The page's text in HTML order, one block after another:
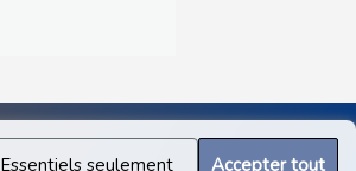
Essentiels seulement Accepter tout